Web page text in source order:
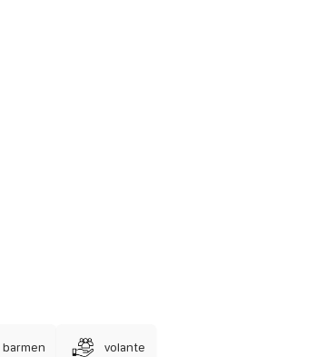
barmen volante